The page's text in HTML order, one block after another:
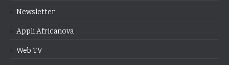
Newsletter
Appli Africanova
Web TV